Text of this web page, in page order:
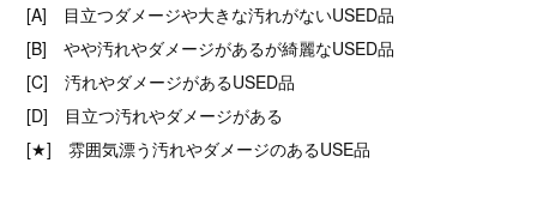
[A] 目立つダメージや大きな汚れがないUSED品
[B] やや汚れやダメージがあるが綺麗なUSED品
[C] 汚れやダメージがあるUSED品
[D] 目立つ汚れやダメージがある
[★] 雰囲気漂う汚れやダメージのあるUSE品